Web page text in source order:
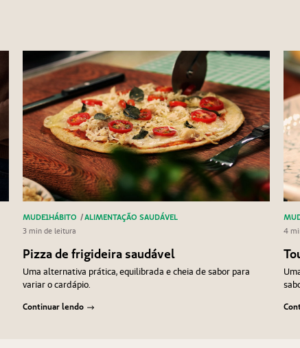
MUDE1HÁBITO /ALIMENTAÇÃO SAUDÁVEL
3 min de leitura
Pizza de frigideira saudável
Uma alternativa prática, equilibrada e cheia de sabor para
variar o cardápio.
Continuar lendo
4